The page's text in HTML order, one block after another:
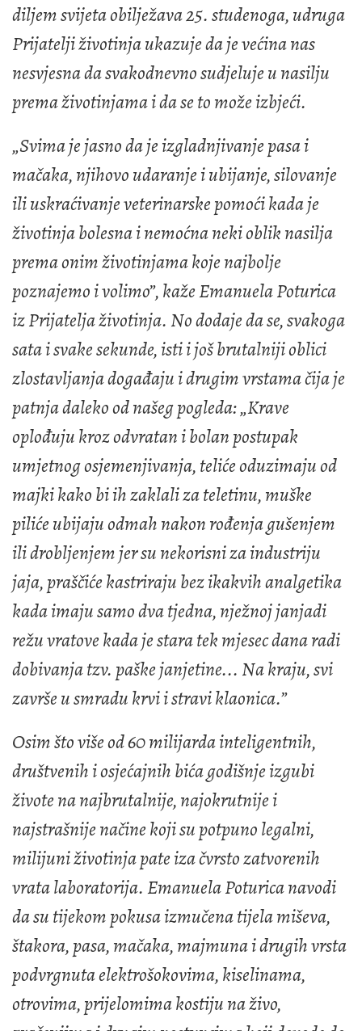
diljem svijeta obilježava 25. studenoga, udruga
Prijatelji životinja ukazuje da je većina nas
nesvjesna da svakodnevno sudjeluje u nasilju
prema životinjama i da se to može izbjeći.
„Svima je jasno da je izgladnjivanje pasa i
mačaka, njihovo udaranje i ubijanje, silovanje
ili uskraćivanje veterinarske pomoći kada je
životinja bolesna i nemoćna neki oblik nasilja
prema onim životinjama koje najbolje
poznajemo i volimo”, kaže Emanuela Poturica
iz Prijatelja životinja. No dodaje da se, svakoga
sata i svake sekunde, isti i još brutalniji oblici
zlostavljanja događaju i drugim vrstama čija je
patnja daleko od našeg pogleda: „Krave
oplođuju kroz odvratan i bolan postupak
umjetnog osjemenjivanja, teliće oduzimaju od
majki kako bi ih zaklali za teletinu, muške
piliće ubijaju odmah nakon rođenja gušenjem
ili drobljenjem jer su nekorisni za industriju
jaja, praščiće kastriraju bez ikakvih analgetika
kada imaju samo dva tjedna, nježnoj janjadi
režu vratove kada je stara tek mjesec dana radi
dobivanja tzv. paške janjetine... Na kraju, svi
završe u smradu krvi i stravi klaonica.”
Osim što više od 60 milijarda inteligentnih,
društvenih i osjećajnih bića godišnje izgubi
živote na najbrutalnije, najokrutnije i
najstrašnije načine koji su potpuno legalni,
milijuni životinja pate iza čvrsto zatvorenih
vrata laboratorija. Emanuela Poturica navodi
da su tijekom pokusa izmučena tijela miševa,
štakora, pasa, mačaka, majmuna i drugih vrsta
podvrgnuta elektrošokovima, kiselinama,
otrovima, prijelomima kostiju na živo,